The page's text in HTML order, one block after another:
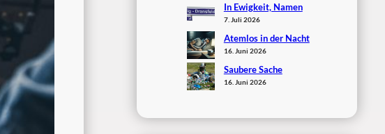
In Ewigkeit, Namen
7. Juli 2026
Atemlos in der Nacht
16. Juni 2026
Saubere Sache
16. Juni 2026